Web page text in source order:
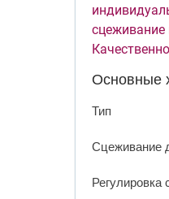
Основные
Тип
Сцеживание
Регулировка